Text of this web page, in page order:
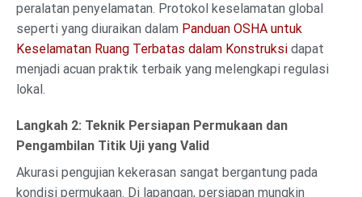
peralatan penyelamatan. Protokol keselamatan global
seperti yang diuraikan dalam Panduan OSHA untuk
Keselamatan Ruang Terbatas dalam Konstruksi dapat
menjadi acuan praktik terbaik yang melengkapi regulasi
lokal.
Langkah 2: Teknik Persiapan Permukaan dan
Pengambilan Titik Uji yang Valid
Akurasi pengujian kekerasan sangat bergantung pada
kondisi permukaan. Di lapangan, persiapan mungkin